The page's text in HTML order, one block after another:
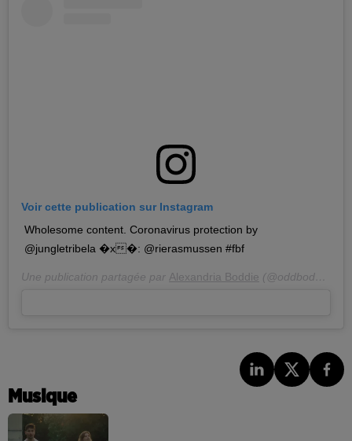
Voir cette publication sur Instagram
Wholesome content. Coronavirus protection by
@jungletribela �x�: @rierasmussen #fbf
Une publication partagée par Alexandria Boddie (@oddboddie) le
Musique